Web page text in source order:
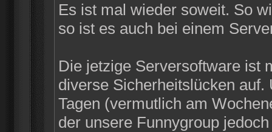
Es ist mal wieder soweit. So
so ist es auch bei einem
Die jetzige Serversoftware ist
diverse Sicherheitslücken
Tagen (vermutlich am
der unsere Funnygroup